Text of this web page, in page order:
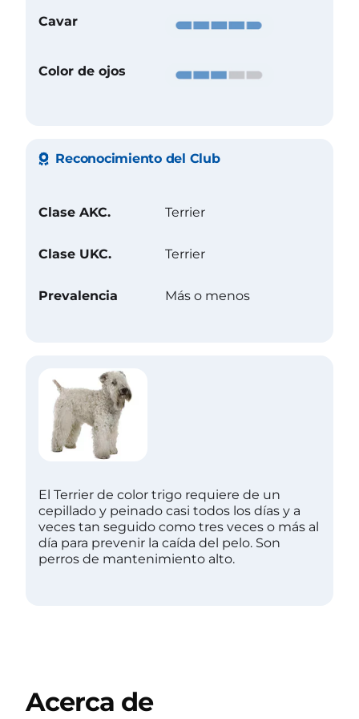
Cavar
Color de ojos
Reconocimiento del Club
Clase AKC. Terrier
Clase UKC. Terrier
Prevalencia Más o menos
El Terrier de color trigo requiere de un
cepillado y peinado casi todos los días y a
veces tan seguido como tres veces o más al
día para prevenir la caída del pelo. Son
perros de mantenimiento alto.
Acerca de